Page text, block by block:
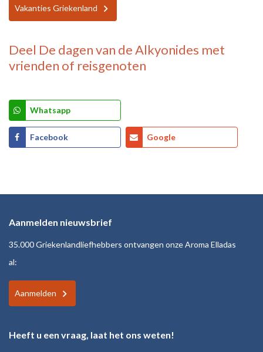
Vakanties Griekenland
Deel De dagen van de Alkyonides met
vrienden of reisgenoten
Whatsapp
Facebook Google
Aanmelden nieuwsbrief
35.000 Griekenlandliefhebbers ontvangen onze Aroma Elladas
al:
Aanmelden
Heeft u een vraag, laat het ons weten!